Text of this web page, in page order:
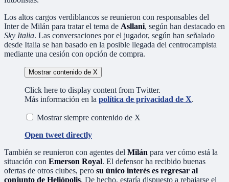
Los altos cargos verdiblancos se reunieron con responsables del
Inter de Milán para tratar el tema de Asllani, según han destacado en
Sky Italia. Las conversaciones por el jugador, según han señalado
desde Italia se han basado en la posible llegada del centrocampista
mediante una cesión con opción de compra.
Mostrar contenido de X
Click here to display content from Twitter.
Más información en la política de privacidad de X.
Mostrar siempre contenido de X
Open tweet directly
También se reunieron con agentes del Milán para ver cómo está la
situación con Emerson Royal. El defensor ha recibido buenas
ofertas de otros clubes, pero su único interés es regresar al
conjunto de Heliópolis. De hecho, estaría dispuesto a rebajarse el